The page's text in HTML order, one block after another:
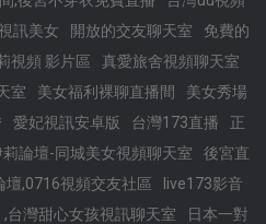
訊美女 開放的交友聊天室
免費的
視頻 影片區
真愛旅舍視頻聊天室
室 美女福利裸聊直播間
美女秀場
愛妃視訊安卓版 台灣173直播
正
莉論壇-同城美女視頻聊天室
後宮直
,0716視頻交友社區
live173影音
,台灣甜心女孩視訊聊天室 日本一對